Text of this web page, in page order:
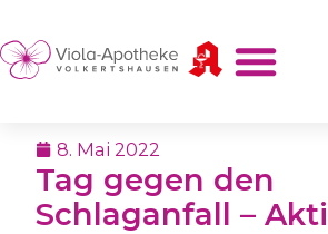
8. Mai 2022
Tag gegen den
Schlaganfall –